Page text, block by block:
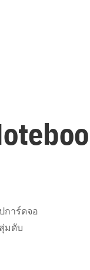
การ์ดจอ
มดับ